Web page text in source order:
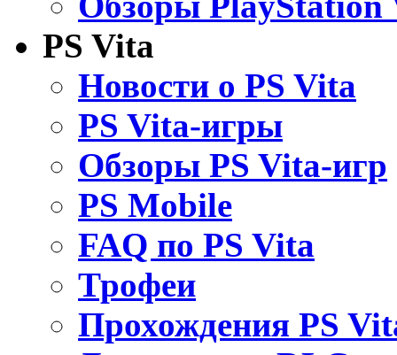
PS Vita
Новости о PS Vita
PS Vita-игры
Обзоры PS Vita-игр
PS Mobile
FAQ по PS Vita
Трофеи
Прохождения PS